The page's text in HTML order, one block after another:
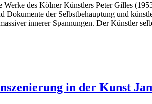
des Kölner Künstlers Peter Gilles
der Selbstbehauptung und
innerer Spannungen. Der Künstler
in der Kunst